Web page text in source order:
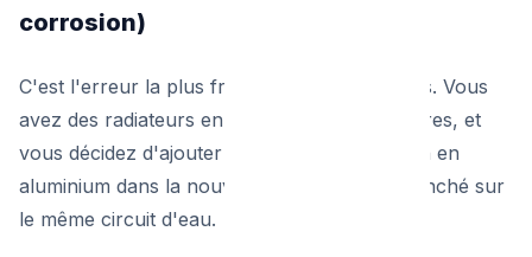
corrosion)
C'est l'erreur la plus fréquente des bricoleurs. Vous
avez des radiateurs en fonte dans les chambres, et
vous décidez d'ajouter un joli radiateur design en
aluminium dans la nouvelle salle de bain, branché sur
le même circuit d'eau.